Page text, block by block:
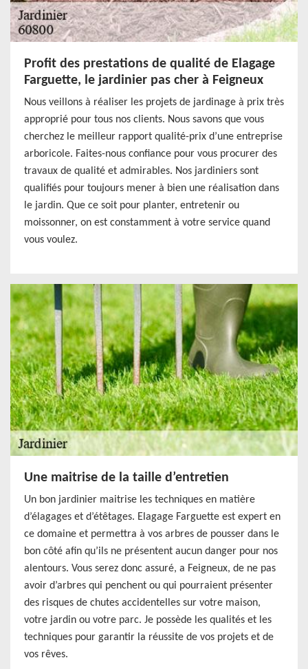
Profit des prestations de qualité de Elagage
Farguette, le jardinier pas cher à Feigneux
Nous veillons à réaliser les projets de jardinage à prix très
approprié pour tous nos clients. Nous savons que vous
cherchez le meilleur rapport qualité-prix d’une entreprise
arboricole. Faites-nous confiance pour vous procurer des
travaux de qualité et admirables. Nos jardiniers sont
qualifiés pour toujours mener à bien une réalisation dans
le jardin. Que ce soit pour planter, entretenir ou
moissonner, on est constamment à votre service quand
vous voulez.
Une maitrise de la taille d’entretien
Un bon jardinier maitrise les techniques en matière
d’élagages et d’étêtages. Elagage Farguette est expert en
ce domaine et permettra à vos arbres de pousser dans le
bon côté afin qu’ils ne présentent aucun danger pour nos
alentours. Vous serez donc assuré, a Feigneux, de ne pas
avoir d’arbres qui penchent ou qui pourraient présenter
des risques de chutes accidentelles sur votre maison,
votre jardin ou votre parc. Je possède les qualités et les
techniques pour garantir la réussite de vos projets et de
vos rêves.